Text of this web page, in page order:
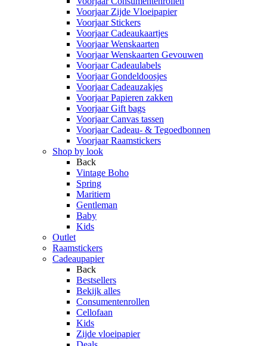
Voorjaar Zijde Vloeipapier
Voorjaar Stickers
Voorjaar Cadeaukaartjes
Voorjaar Wenskaarten
Voorjaar Wenskaarten Gevouwen
Voorjaar Cadeaulabels
Voorjaar Gondeldoosjes
Voorjaar Cadeauzakjes
Voorjaar Papieren zakken
Voorjaar Gift bags
Voorjaar Canvas tassen
Voorjaar Cadeau- & Tegoedbonnen
Voorjaar Raamstickers
Shop by look
Back
Vintage Boho
Spring
Maritiem
Gentleman
Baby
Kids
Outlet
Raamstickers
Cadeaupapier
Back
Bestsellers
Bekijk alles
Consumentenrollen
Cellofaan
Kids
Zijde vloeipapier